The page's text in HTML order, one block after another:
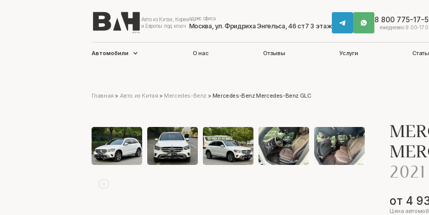
Авто из Китая, Кореи
и Европы под ключ
адрес офиса
Москва, ул. Фридриха Энгельса, 46 ст7 3 этаж
8 800 775-17-
ежедневно 9.00-
Автомобили О нас Отзывы Услуги
Главная > Авто из Китая > Mercedes-Benz > Mercedes-Benz Mercedes-Benz GLC
2021
от 4
Цена